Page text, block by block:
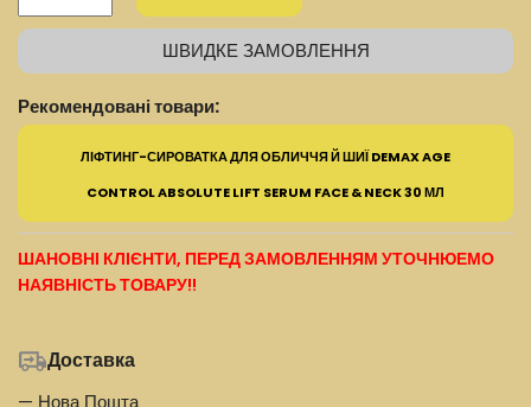
ШВИДКЕ ЗАМОВЛЕННЯ
Рекомендовані товари:
ЛІФТИНГ-СИРОВАТКА ДЛЯ ОБЛИЧЧЯ Й ШИЇ DEMAX AGE
CONTROL ABSOLUTE LIFT SERUM FACE & NECK 30 МЛ
ШАНОВНІ КЛІЄНТИ, ПЕРЕД ЗАМОВЛЕННЯМ УТОЧНЮЕМО
НАЯВНІСТЬ ТОВАРУ!!
Доставка
— Нова Пошта